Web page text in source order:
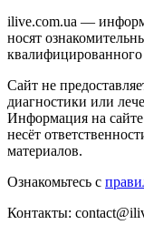
ilive.com.ua —
носят
квалифицированного
Сайт не
диагностики или
Информация на
несёт
материалов.
Ознакомьтесь с
Контакты: